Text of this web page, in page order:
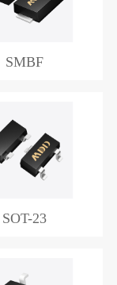
SMBF
SOT-23